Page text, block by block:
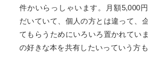
件かいらっしゃいます。月額5,000
だいていて、個人の方とは違って、
てもらうためにいろいろ置かれてい
の好きな本を共有したいっていう方も